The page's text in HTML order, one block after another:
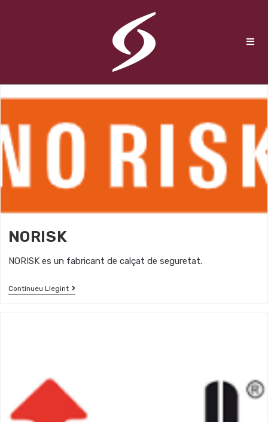
NORISK
NORISK es un fabricant de calçat de seguretat.
Continueu Llegint